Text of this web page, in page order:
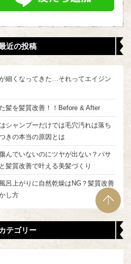
近の投稿
細くなってきた…それってエイジン
髪を髪質改善！！Before & After
シャンプーだけでは毛穴汚れは落ち
きの本当の原因とは
んでいないのにツヤが出ない？パサ
髪質改善で叶える美髪づくり
呂上がりに自然乾燥はNG？髪質改善
し方
テゴリー